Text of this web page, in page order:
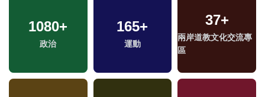
1080+
政治
165+
運動
37+
兩岸道教文化交流專
區